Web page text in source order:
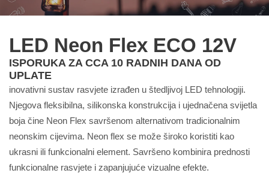
LED Neon Flex ECO 12V
ISPORUKA ZA CCA 10 RADNIH DANA OD
UPLATE
inovativni sustav rasvjete izrađen u štedljivoj LED tehnologiji.
Njegova fleksibilna, silikonska konstrukcija i ujednačena svijetla
boja čine Neon Flex savršenom alternativom tradicionalnim
neonskim cijevima. Neon flex se može široko koristiti kao
ukrasni ili funkcionalni element. Savršeno kombinira prednosti
funkcionalne rasvjete i zapanjujuće vizualne efekte.